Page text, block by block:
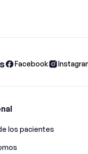
Facebook
los pacientes